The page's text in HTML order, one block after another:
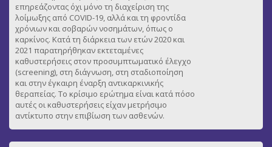
επηρεάζοντας όχι μόνο τη διαχείριση της
λοίμωξης από COVID-19, αλλά και τη φροντίδα
χρόνιων και σοβαρών νοσημάτων, όπως ο
καρκίνος. Κατά τη διάρκεια των ετών 2020 και
2021 παρατηρήθηκαν εκτεταμένες
καθυστερήσεις στον προσυμπτωματικό έλεγχο
(screening), στη διάγνωση, στη σταδιοποίηση
και στην έγκαιρη έναρξη αντικαρκινικής
θεραπείας. Το κρίσιμο ερώτημα είναι κατά πόσο
αυτές οι καθυστερήσεις είχαν μετρήσιμο
αντίκτυπο στην επιβίωση των ασθενών.